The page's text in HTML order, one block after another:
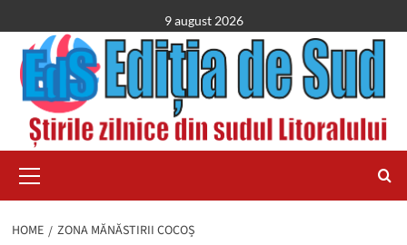
to
content
9 august 2026
Menu
HOME ZONA MĂNĂSTIRII COCOȘ